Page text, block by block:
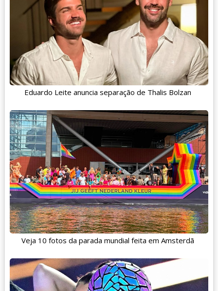
Eduardo Leite anuncia separação de Thalis Bolzan
Veja 10 fotos da parada mundial feita em Amsterdã